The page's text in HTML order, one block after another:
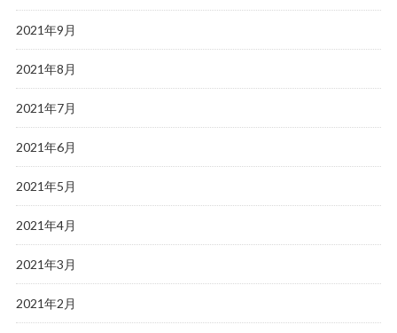
2021年9月
2021年8月
2021年7月
2021年6月
2021年5月
2021年4月
2021年3月
2021年2月